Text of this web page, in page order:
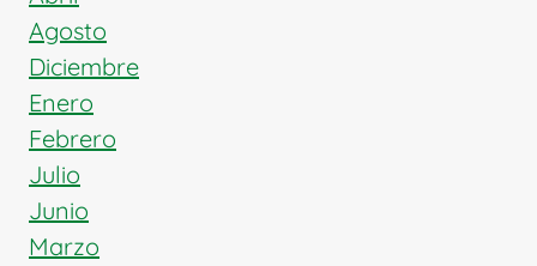
Agosto
Diciembre
Enero
Febrero
Julio
Junio
Marzo